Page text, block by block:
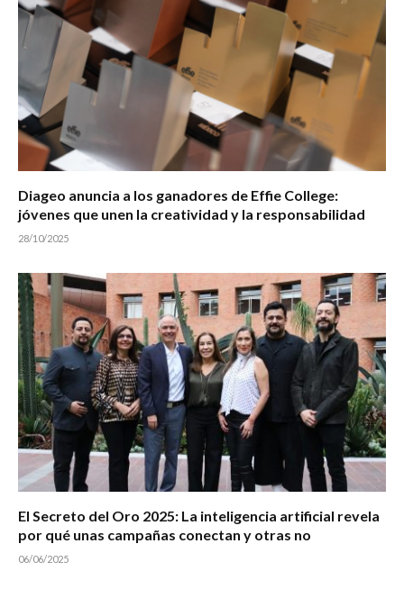
Diageo anuncia a los ganadores de Effie College:
jóvenes que unen la creatividad y la responsabilidad
28/10/2025
El Secreto del Oro 2025: La inteligencia artificial revela
por qué unas campañas conectan y otras no
06/06/2025